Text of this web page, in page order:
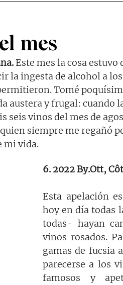
mes
Este mes la cosa estuvo
la ingesta de alcohol a
Tomé
austera y frugal: cuando
seis vinos del mes de
siempre me regañó
mi vida.
6. 2022 By.Ott,
Esta apelación
hoy en día todas
todas- hayan
vinos rosados.
gamas de fucsia
parecerse a los
famosos y